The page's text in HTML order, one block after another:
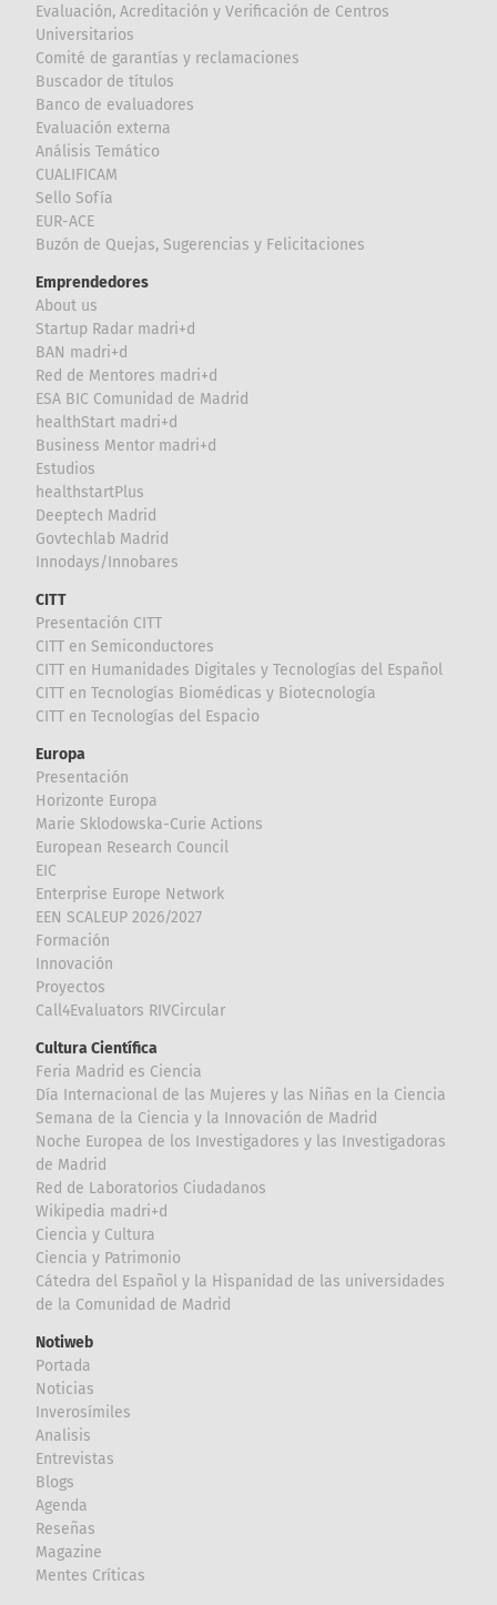
Evaluación, Acreditación y Verificación de Centros
Universitarios
Comité de garantías y reclamaciones
Buscador de títulos
Banco de evaluadores
Evaluación externa
Análisis Temático
CUALIFICAM
Sello Sofía
EUR-ACE
Buzón de Quejas, Sugerencias y Felicitaciones
Emprendedores
About us
Startup Radar madri+d
BAN madri+d
Red de Mentores madri+d
ESA BIC Comunidad de Madrid
healthStart madri+d
Business Mentor madri+d
Estudios
healthstartPlus
Deeptech Madrid
Govtechlab Madrid
Innodays/Innobares
CITT
Presentación CITT
CITT en Semiconductores
CITT en Humanidades Digitales y Tecnologías del Español
CITT en Tecnologías Biomédicas y Biotecnología
CITT en Tecnologías del Espacio
Europa
Presentación
Horizonte Europa
Marie Sklodowska-Curie Actions
European Research Council
EIC
Enterprise Europe Network
EEN SCALEUP 2026/2027
Formación
Innovación
Proyectos
Call4Evaluators RIVCircular
Cultura Científica
Feria Madrid es Ciencia
Día Internacional de las Mujeres y las Niñas en la Ciencia
Semana de la Ciencia y la Innovación de Madrid
Noche Europea de los Investigadores y las Investigadoras
de Madrid
Red de Laboratorios Ciudadanos
Wikipedia madri+d
Ciencia y Cultura
Ciencia y Patrimonio
Cátedra del Español y la Hispanidad de las universidades
de la Comunidad de Madrid
Notiweb
Portada
Noticias
Inverosímiles
Analisis
Entrevistas
Blogs
Agenda
Reseñas
Magazine
Mentes Críticas